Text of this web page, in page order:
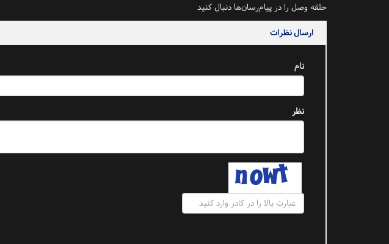
حلقه وصل را در پیام‌رسان‌ها دنبال کنید
ارسال نظرات
نام
نظر